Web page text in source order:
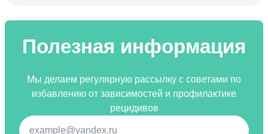
Полезная информация
Мы делаем регулярную рассылку с советами по
избавлению от зависимостей и профилактике
рецидивов